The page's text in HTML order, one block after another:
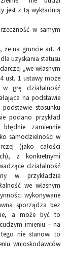
jest z tą wykładnią
w samym
że na gruncie art. 4
uzyskania statusu
„we własnym
ust. 1 ustawy może
grę działalność
na podstawie
stosunku
podano przykład
zamiennie
samodzielności w
(jako całości
z konkretnymi
działalność
w przykładzie
we własnym
wykonywane
sporządza bez
a może być to
imieniu – na
tego nie stanowi to
wnioskodawców